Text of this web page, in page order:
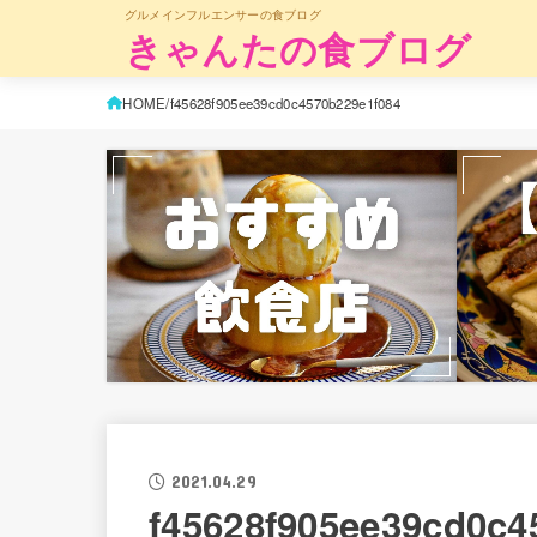
グルメインフルエンサーの食ブログ
きゃんたの食ブログ
HOME f45628f905ee39cd0c4570b229e1f084
2021.04.29